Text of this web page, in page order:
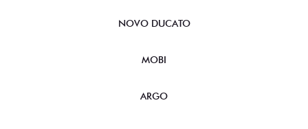
NOVO DUCATO
MOBI
ARGO